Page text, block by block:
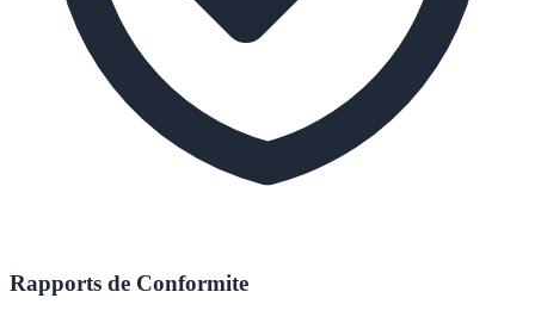
Rapports de Conformite